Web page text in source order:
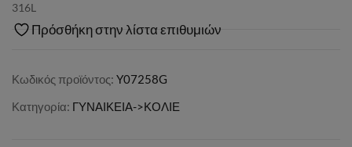
316L
Πρόσθήκη στην λίστα επιθυμιών
Κωδικός προϊόντος: Y07258G
Κατηγορία: ΓΥΝΑΙΚΕΙΑ->ΚΟΛΙΕ